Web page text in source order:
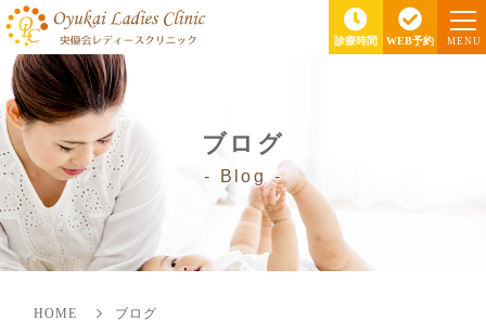
診療時間 WEB予約 MENU
ブログ
Blog
HOME ブログ